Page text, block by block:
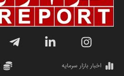
دانشگاه سئوی ایران
سازمان صنعت،معدن و تجارت
مریم حاج نوروز نظری
اخبار بازار سرمایه